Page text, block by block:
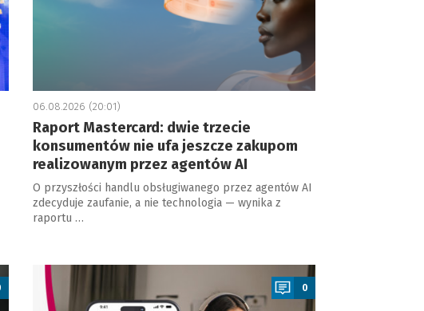
06.08.2026 (20:01)
Raport Mastercard: dwie trzecie
konsumentów nie ufa jeszcze zakupom
realizowanym przez agentów AI
O przyszłości handlu obsługiwanego przez agentów AI
zdecyduje zaufanie, a nie technologia — wynika z
raportu …
0